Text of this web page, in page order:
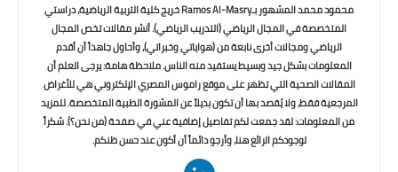
محمود محمد المشهور بـRamos Al-Masry خريج كلية التربية الرياضية، دراستي
المتخصصة في المجال الرياضي (التدريب الرياضي). أنشر مقالات تخص المجال
الرياضي ومجالات أخرى نابعة من (هواياتي وخبراتي)، وأحاول جاهداً أن أقدم
المعلومات بشكل جيد وبسيط يستفيد منه الناس. ملاحظة هامة: يرجى العلم أن
المقالات الصحية التي تظهر على موقع راموس المصري الإلكتروني هي للأغراض
المرجعية فقط، ولا يُقصد بها أن تكون بديلاً عن المشورة الطبية المتخصصة. للمزيد
من المعلومات: لقد جمعت لكم تفاصيل إضافية عني في صفحة (من نحن؟). شكراً
لوجودكم الرائع هنا، وأرجو دائماً أن أكون عند حسن ظنكم.